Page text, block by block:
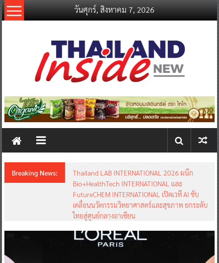
Skip
to
วันศุกร์, สิงหาคม 7, 2026
thailandinsidenew.com
Thailand
New
Breaking News:
Thailand LAB INTERNATIONAL 2026 ผนึก
Bio+HealthTech INTERNATIONAL และ
FutureCHEM INTERNATIONAL เปิดเวที AI ขับ
เคลื่อนนวัตกรรมวิทยาศาสตร์และสุขภาพ ยกระดับ
ไทยสู่ศูนย์กลางอาเซียน